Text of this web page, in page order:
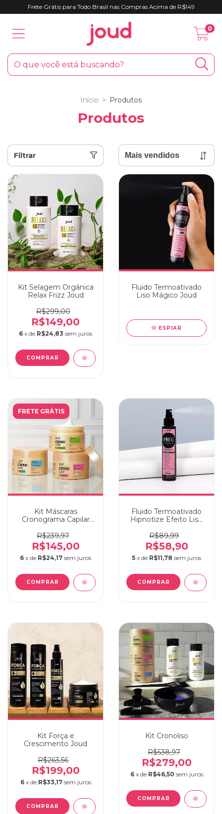
Frete Grátis para Todo Brasil nas Compras Acima de R$149
0
Início > Produtos
Produtos
Filtrar
Kit Selagem Orgânica
Relax Frizz Joud
R$299,00
R$149,00
6 x de R$24,83 sem juros
Fluido Termoativado
Liso Mágico Joud
ESPIAR
FRETE GRÁTIS
Kit Máscaras
Cronograma Capilar
R$239,97
R$145,00
6 x de R$24,17 sem juros
Fluido Termoativado
Hipnotize Efeito Liso
R$89,99
R$58,90
5 x de R$11,78 sem juros
Kit Força e
Crescimento Joud
R$263,56
R$199,00
6 x de R$33,17 sem juros
Kit Cronoliso
R$538,97
R$279,00
6 x de R$46,50 sem juros